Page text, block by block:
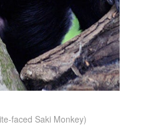
faced Saki Monkey)